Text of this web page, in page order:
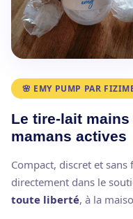
🌸 EMY PUMP PAR
Le tire-lait
mamans actives
Compact, discret et
directement dans le
toute liberté, à la